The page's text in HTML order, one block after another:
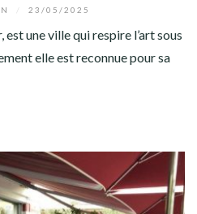
23/05/2025
est une ville qui respire l’art sous
elle est reconnue pour sa